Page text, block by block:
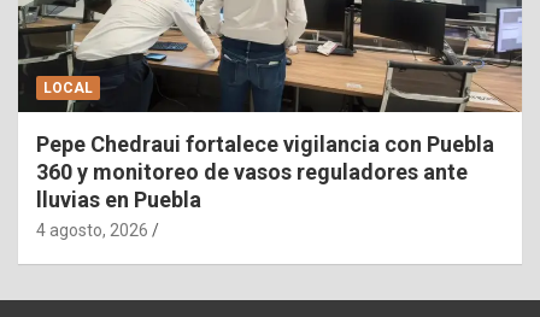
LOCAL
Pepe Chedraui fortalece vigilancia con Puebla
360 y monitoreo de vasos reguladores ante
lluvias en Puebla
4 agosto, 2026